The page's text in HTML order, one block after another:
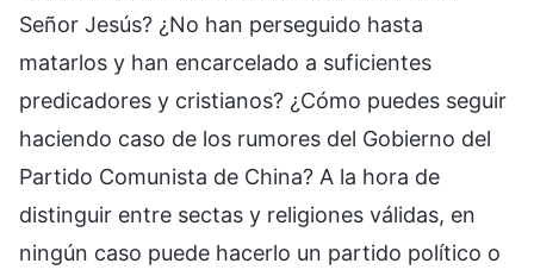
Señor Jesús? ¿No han perseguido hasta
matarlos y han encarcelado a suficientes
predicadores y cristianos? ¿Cómo puedes seguir
haciendo caso de los rumores del Gobierno del
Partido Comunista de China? A la hora de
distinguir entre sectas y religiones válidas, en
ningún caso puede hacerlo un partido político o